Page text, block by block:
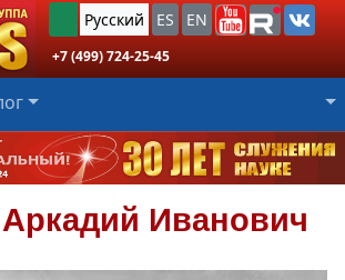
Русский ES EN
+7 (499) 724-25-45
Аркадий Иванович